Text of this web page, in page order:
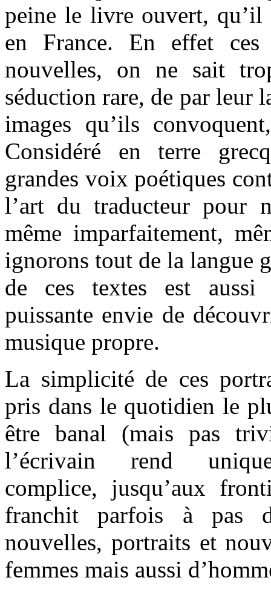
peine le livre ouvert,
en France. En effet ces
nouvelles, on ne sait
séduction rare, de par leur
images qu’ils
Considéré en terre
grandes voix poétiques
l’art du traducteur pour
même imparfaitement,
ignorons tout de la langue
de ces textes est
puissante envie de
musique propre.
La simplicité de ces
pris dans le quotidien le
être banal (mais pas
l’écrivain rend
complice, jusqu’aux
franchit parfois à pas
nouvelles, portraits et
femmes mais aussi